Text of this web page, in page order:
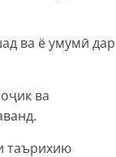
ва ё умумӣ дар
ва
таърихию